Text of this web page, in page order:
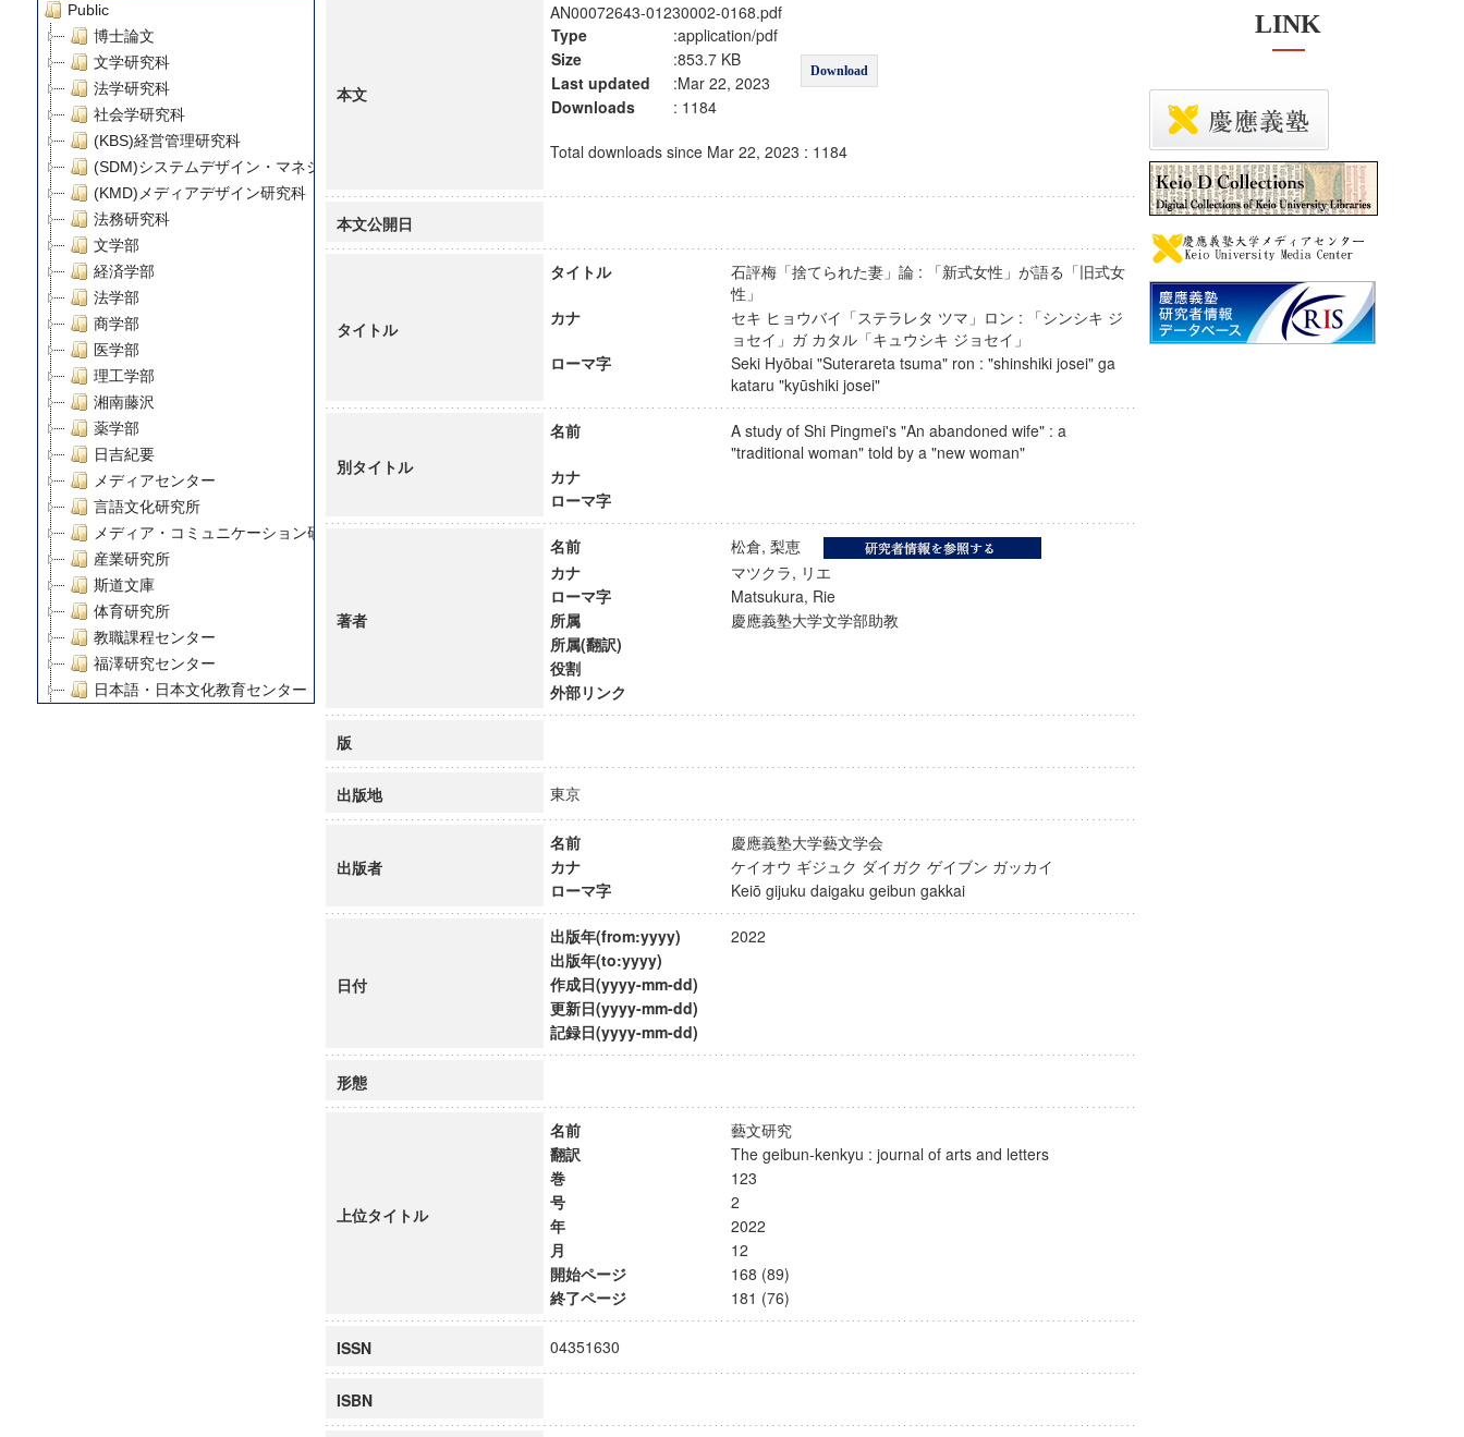
Public
博士論文
文学研究科
法学研究科
社会学研究科
(KBS)経営管理研究科
(SDM)システムデザイン・マネジメント研究科
(KMD)メディアデザイン研究科
法務研究科
文学部
経済学部
法学部
商学部
医学部
理工学部
湘南藤沢
薬学部
日吉紀要
メディアセンター
言語文化研究所
メディア・コミュニケーション研究所
産業研究所
斯道文庫
体育研究所
教職課程センター
福澤研究センター
日本語・日本文化教育センター
デジタルメディア・コンテンツ統合研究センター
グローバルリサーチインスティテュート
慶應義塾大学グローバルCOEプログラム市民社会ガバナンス教育研究センター
博士課程教育リーディングプログラム「超成熟社会発展のサイエンス」
本文
AN00072643-01230002-0168.pdf
Type
:application/pdf
Download
Size
:853.7 KB
Last updated
:Mar 22, 2023
Downloads
: 1184
Total downloads since Mar 22, 2023 : 1184
本文公開日
タイトル
タイトル
石評梅「捨てられた妻」論 : 「新式女性」が語る「旧式女
性」
カナ
セキ ヒョウバイ「ステラレタ ツマ」ロン : 「シンシキ ジ
ョセイ」ガ カタル「キュウシキ ジョセイ」
ローマ字
Seki Hyōbai "Suterareta tsuma" ron : "shinshiki josei" ga
kataru "kyūshiki josei"
別タイトル
名前
A study of Shi Pingmei's "An abandoned wife" : a
"traditional woman" told by a "new woman"
カナ
ローマ字
著者
名前
松倉, 梨恵
カナ
マツクラ, リエ
ローマ字
Matsukura, Rie
所属
慶應義塾大学文学部助教
所属(翻訳)
役割
外部リンク
版
出版地 東京
出版者
名前
慶應義塾大学藝文学会
カナ
ケイオウ ギジュク ダイガク ゲイブン ガッカイ
ローマ字
Keiō gijuku daigaku geibun gakkai
日付
出版年(from:yyyy)
2022
出版年(to:yyyy)
作成日(yyyy-mm-dd)
更新日(yyyy-mm-dd)
記録日(yyyy-mm-dd)
形態
上位タイトル
名前
藝文研究
翻訳
The geibun-kenkyu : journal of arts and letters
巻
123
号
2
年
2022
月
12
開始ページ
168 (89)
終了ページ
181 (76)
ISSN 04351630
ISBN
LINK